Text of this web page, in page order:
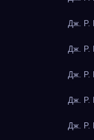
Дж. Р.
Дж. Р.
Дж. Р.
Дж. Р.
Дж. Р.